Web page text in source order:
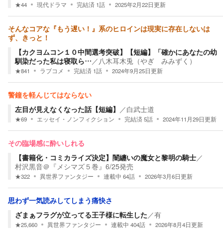
★44 現代ドラマ 完結済 1話 2025年2月22日更新
そんなコアな『もう遅い！』系のヒロインは現実に存在しないは
ず、きっと！
【カクヨムコン１０中間選考突破】【短編】「確かにあなたの幼
馴染だった私は寝取ら…／ 八木耳木兎（やぎ みみずく）
★841 ラブコメ 完結済 1話 2024年9月25日更新
警鐘を軽んじてはならない
左目が見えなくなった話【短編】 ／白武士道
★69 エッセイ・ノンフィクション 完結済5話 2024年11月29日更新
その臨場感に酔いしれる
【書籍化・コミカライズ決定】闇纏いの魔女と黎明の騎士／
村沢黒音＠『メシマズ５巻』6/25発売
★322 異世界ファンタジー 連載中 64話 2026年3月6日更新
思わず一気読みしてしまう痛快さ
ざまぁフラグが立ってる王子様に転生した／有
★25,660 異世界ファンタジー 連載中 404話 2026年8月4日更新